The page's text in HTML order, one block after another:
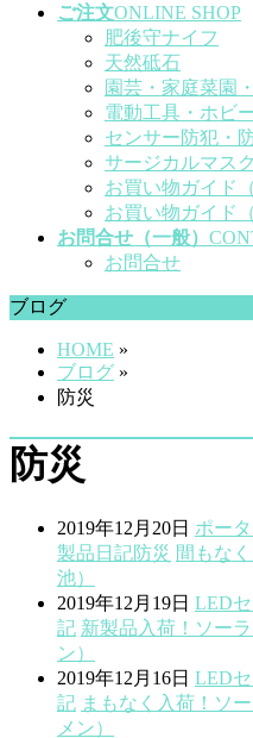
ご注文ONLINE SHOP
肥後守ナイフ
天然砥石
園芸・家庭菜園
電動工具・ホビ
センサー防犯・
サージカルマス
お買い物ガイド
お買い物ガイド
お問合せ（一般）
お問合せ
ブログ
HOME »
ブログ »
防災
防災
2019年12月20日 ポー
製品 日記防災 間もな
池）
2019年12月19日 LED
記 新製品入荷！ソー
ン）
2019年12月16日 LED
記 まもなく入荷！ソ
メン）